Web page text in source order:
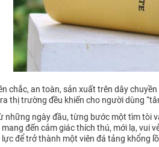
chắc, an toàn, sản xuất trên dây
thị trường đều khiến cho người dùng
những ngày đầu, từng bước một tìm tòi
đến cảm giác thích thú, mới lạ, vui
để trở thành một viên đá tảng khổng